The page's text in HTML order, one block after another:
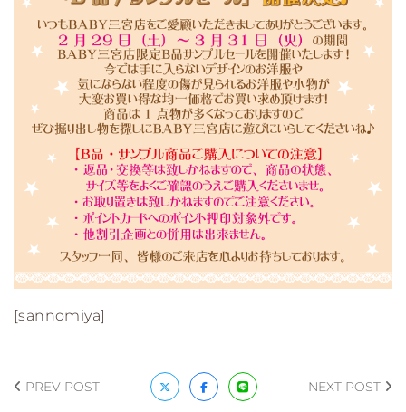
[sannomiya]
PREV POST NEXT POST